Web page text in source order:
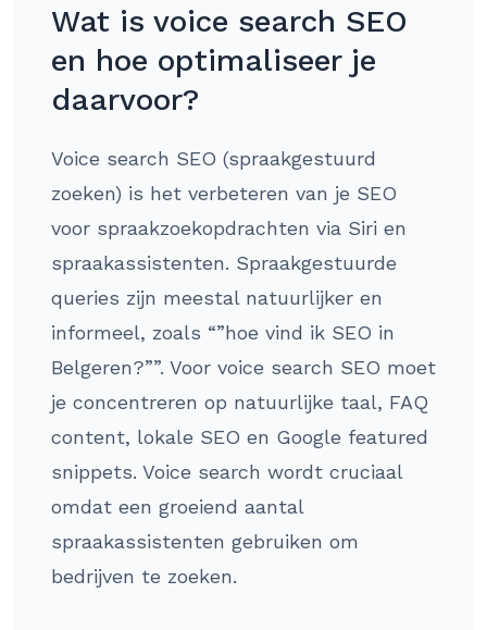
Wat is voice search SEO
en hoe optimaliseer je
daarvoor?
Voice search SEO (spraakgestuurd
zoeken) is het verbeteren van je SEO
voor spraakzoekopdrachten via Siri en
spraakassistenten. Spraakgestuurde
queries zijn meestal natuurlijker en
informeel, zoals “”hoe vind ik SEO in
Belgeren?””. Voor voice search SEO moet
je concentreren op natuurlijke taal, FAQ
content, lokale SEO en Google featured
snippets. Voice search wordt cruciaal
omdat een groeiend aantal
spraakassistenten gebruiken om
bedrijven te zoeken.